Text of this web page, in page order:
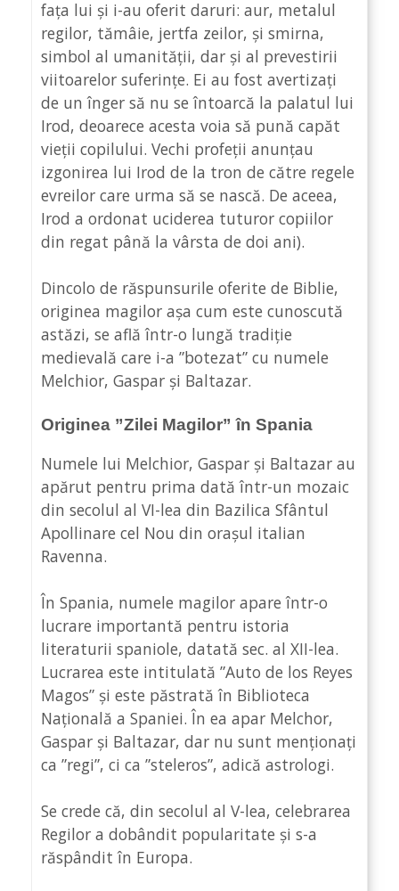
fața lui și i-au oferit daruri: aur, metalul
regilor, tămâie, jertfa zeilor, și smirna,
simbol al umanității, dar și al prevestirii
viitoarelor suferințe. Ei au fost avertizați
de un înger să nu se întoarcă la palatul lui
Irod, deoarece acesta voia să pună capăt
vieții copilului. Vechi profeții anunțau
izgonirea lui Irod de la tron de către regele
evreilor care urma să se nască. De aceea,
Irod a ordonat uciderea tuturor copiilor
din regat până la vârsta de doi ani).
Dincolo de răspunsurile oferite de Biblie,
originea magilor așa cum este cunoscută
astăzi, se află într-o lungă tradiție
medievală care i-a ”botezat” cu numele
Melchior, Gaspar și Baltazar.
Originea ”Zilei Magilor” în Spania
Numele lui Melchior, Gaspar și Baltazar au
apărut pentru prima dată într-un mozaic
din secolul al VI-lea din Bazilica Sfântul
Apollinare cel Nou din orașul italian
Ravenna.
În Spania, numele magilor apare într-o
lucrare importantă pentru istoria
literaturii spaniole, datată sec. al XII-lea.
Lucrarea este intitulată ”Auto de los Reyes
Magos” și este păstrată în Biblioteca
Națională a Spaniei. În ea apar Melchor,
Gaspar și Baltazar, dar nu sunt menționați
ca ”regi”, ci ca ”steleros”, adică astrologi.
Se crede că, din secolul al V-lea, celebrarea
Regilor a dobândit popularitate și s-a
răspândit în Europa.